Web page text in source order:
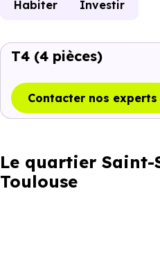
Habiter Investir
T4 (4 pièces)
Contacter nos experts
Le quartier Saint-
Toulouse